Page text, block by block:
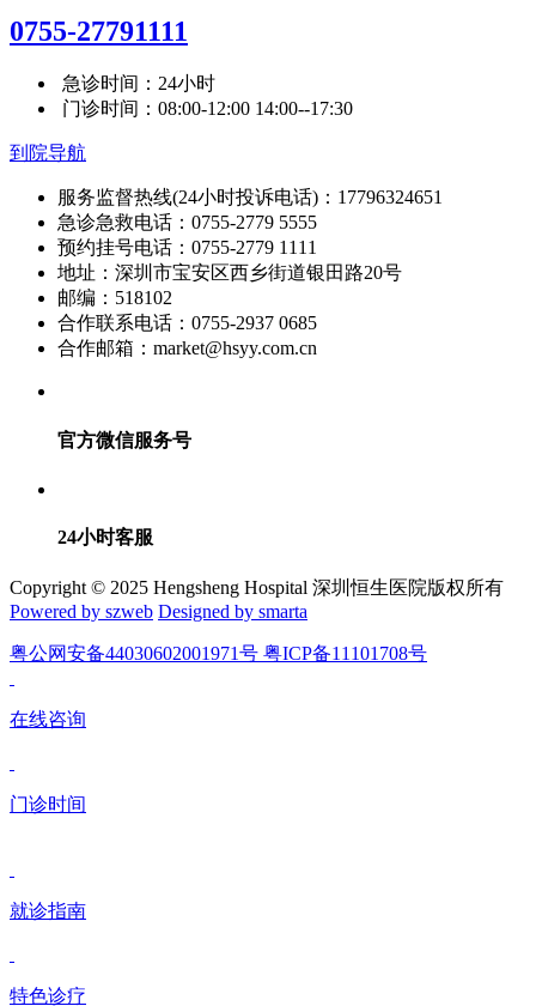
0755-27791111
急诊时间：24小时
门诊时间：08:00-12:00 14:00--17:30
到院导航
服务监督热线(24小时投诉电话)：17796324651
急诊急救电话：0755-2779 5555
预约挂号电话：0755-2779 1111
地址：深圳市宝安区西乡街道银田路20号
邮编：518102
合作联系电话：0755-2937 0685
合作邮箱：market@hsyy.com.cn
官方微信服务号
24小时客服
Copyright © 2025 Hengsheng Hospital 深圳恒生医院版权所有
Powered by szweb Designed by smarta
粤公网安备44030602001971号 粤ICP备11101708号
在线咨询
门诊时间
就诊指南
特色诊疗